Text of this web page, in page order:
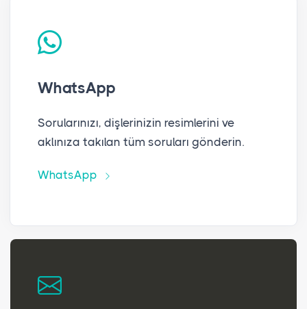
WhatsApp
Sorularınızı, dişlerinizin resimlerini ve
aklınıza takılan tüm soruları gönderin.
WhatsApp